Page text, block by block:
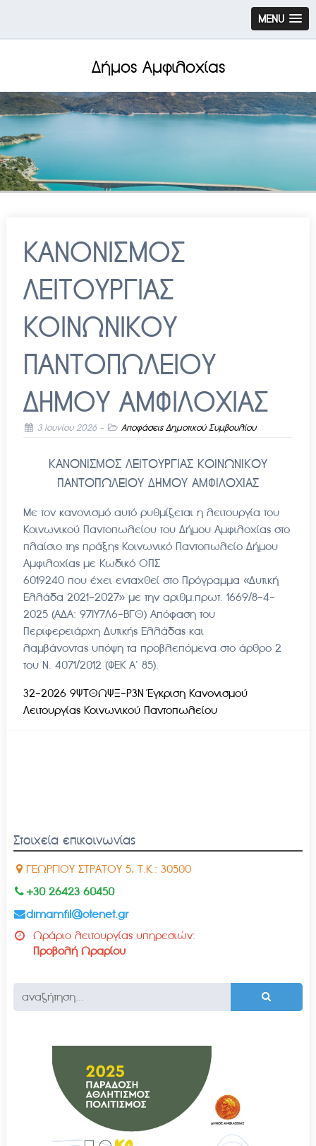
MENU
Δήμος Αμφιλοχίας
KΑΝΟΝΙΣΜΟΣ
ΛΕΙΤΟΥΡΓΙΑΣ
ΚΟΙΝΩΝΙΚΟΥ
ΠΑΝΤΟΠΩΛΕΙΟΥ
ΔΗΜΟΥ ΑΜΦΙΛΟΧΙΑΣ
3 Ιουνίου 2026- Αποφάσεις Δημοτικού Συμβουλίου
KΑΝΟΝΙΣΜΟΣ ΛΕΙΤΟΥΡΓΙΑΣ ΚΟΙΝΩΝΙΚΟΥ
ΠΑΝΤΟΠΩΛΕΙΟΥ ΔΗΜΟΥ ΑΜΦΙΛΟΧΙΑΣ
Με τον κανονισμό αυτό ρυθμίζεται η λειτουργία του
Κοινωνικού Παντοπωλείου του Δήμου Αμφιλοχίας στο
πλαίσιο της πράξης Κοινωνικό Παντοπωλείο Δήμου
Αμφιλοχίας με Κωδικό ΟΠΣ
6019240 που έχει ενταχθεί στο Πρόγραμμα «Δυτική
Ελλάδα 2021-2027» με την αριθμ.πρωτ. 1669/8-4-
2025 (ΑΔΑ: 97ΙΥ7Λ6-ΒΓΘ) Απόφαση του
Περιφερειάρχη Δυτικής Ελλάδας και
λαμβάνοντας υπόψη τα προβλεπόμενα στο άρθρο 2
του Ν. 4071/2012 (ΦΕΚ Α’ 85).
32-2026 9ΨΤΘΩΨΞ-Ρ3Ν Έγκριση Κανονισμού
Λειτουργίας Κοινωνικού Παντοπωλείου
Στοιχεία επικοινωνίας
ΓΕΩΡΓΙΟΥ ΣΤΡΑΤΟΥ 5, Τ.Κ.: 30500
+30 26423 60450
dimamfil@otenet.gr
Ωράριο λειτουργίας υπηρεσιών:
Προβολή Ωραρίου